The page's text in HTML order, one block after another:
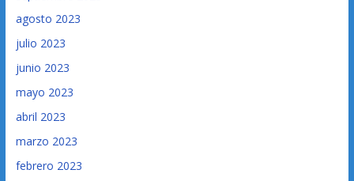
agosto 2023
julio 2023
junio 2023
mayo 2023
abril 2023
marzo 2023
febrero 2023